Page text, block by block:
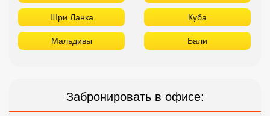
Шри Ланка Куба
Мальдивы Бали
Забронировать в офисе: